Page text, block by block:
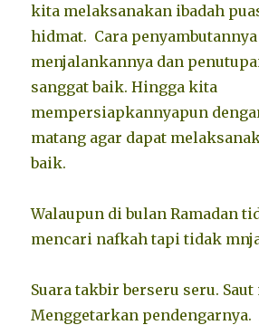
kita melaksanakan ibadah
hidmat. Cara penyambutannya
menjalankannya dan
sanggat baik. Hingga kita
mempersiapkannyapun
matang agar dapat
baik.
Walaupun di bulan Ramadan
mencari nafkah tapi tidak
Suara takbir berseru seru. Saut
Menggetarkan pendengarnya.